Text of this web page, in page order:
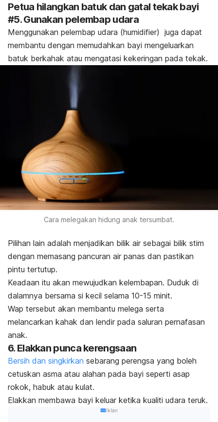
Petua hilangkan batuk dan gatal tekak bayi
#5. Gunakan pelembap udara
Menggunakan pelembap udara (humidifier) juga dapat
membantu dengan memudahkan bayi mengeluarkan
batuk berkahak atau mengatasi kekeringan pada tekak.
Cara melegakan hidung anak tersumbat.
Pilihan lain adalah menjadikan bilik air sebagai bilik stim
dengan memasang pancuran air panas dan pastikan
pintu tertutup.
Keadaan itu akan mewujudkan kelembapan. Duduk di
dalamnya bersama si kecil selama 10-15 minit.
Wap tersebut akan membantu melega serta
melancarkan kahak dan lendir pada saluran pernafasan
anak.
6. Elakkan punca kerengsaan
Bersih dan singkirkan sebarang perengsa yang boleh
cetuskan asma atau alahan pada bayi seperti asap
rokok, habuk atau kulat.
Elakkan membawa bayi keluar ketika kualiti udara teruk.
Iklan